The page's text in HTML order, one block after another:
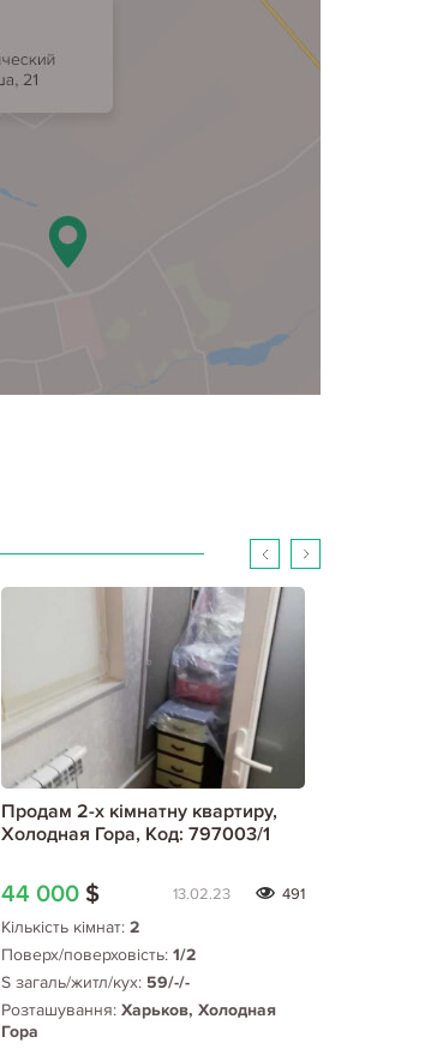
Продам 2-х кімнатну квартиру,
Холодная Гора, Код: 797003/1
44 000 $ 13.02.23 491
Кількість кімнат: 2
Поверх/поверховість: 1/2
S загаль/житл/кух: 59/-/-
Розташування: Харьков, Холодная
Гора